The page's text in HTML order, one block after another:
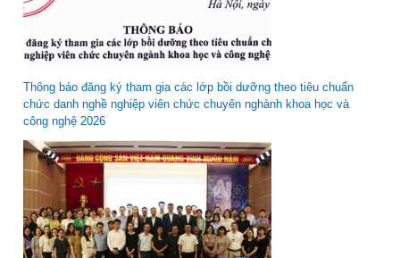
Thông báo đăng ký tham gia các lớp bồi dưỡng theo tiêu chuẩn
chức danh nghề nghiệp viên chức chuyên nghành khoa học và
công nghệ 2026